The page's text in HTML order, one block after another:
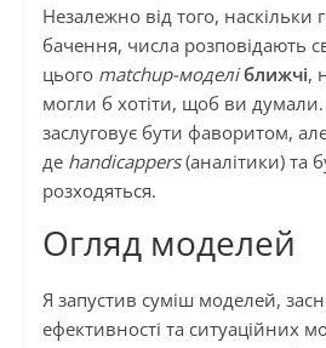
Незалежно від того, наскільки
бачення, числа розповідають
цього matchup-моделіближчі,
могли б хотіти, щоб ви думали.
заслуговує бути фаворитом,
де handicappers(аналітики) та
розходяться.
Огляд моделей
Я запустив суміш моделей,
ефективності та ситуаційних